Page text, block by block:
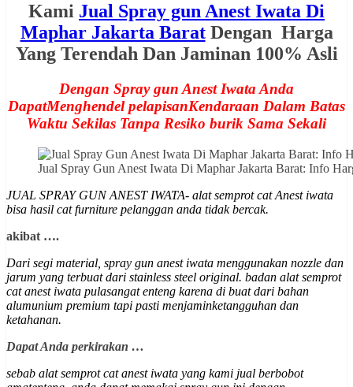
Kami Jual Spray gun Anest Iwata Di
Maphar Jakarta BaratDengan Harga
Yang Terendah Dan Jaminan 100% Asli
Dengan Spray gun Anest Iwata Anda
DapatMenghendel pelapisanKendaraan Dalam Batas
Waktu Sekilas Tanpa Resiko burik Sama Sekali
Jual Spray Gun Anest Iwata Di Maphar Jakarta Barat: Info
JUAL SPRAY GUN ANEST IWATA- alat semprot cat Anest iwata
bisa hasil cat furniture pelanggan anda tidak bercak.
akibat ….
Dari segi material, spray gun anest iwata menggunakan nozzle dan
jarum yang terbuat dari stainless steel original. badan alat semprot
cat anest iwata pulasangat enteng karena di buat dari bahan
alumunium premium tapi pasti menjaminketangguhan dan
ketahanan.
Dapat Anda perkirakan …
sebab alat semprot cat anest iwata yang kami jual berbobot